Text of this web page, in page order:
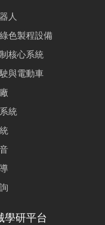
人
色製程設備
核心系統
與電動車
統
學研平台